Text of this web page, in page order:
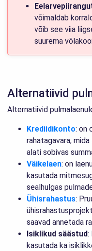
võimaldab
võib see viia
suurema
Alternatiivid
Alternatiivid
Krediidikonto: on
rahatagavara,
alati sobivas
Väikelaen: on
kasutada
sealhulgas
Ühisrahastus:
saavad annetada
Isiklikud säästud:
kasutada ka